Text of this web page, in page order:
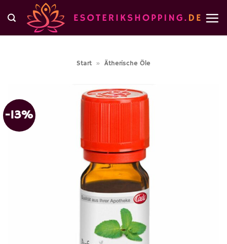
Inhalt
springen
Start » Ätherische Öle
-13%